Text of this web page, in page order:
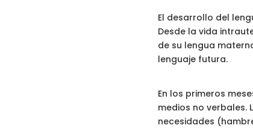
El desarrollo del
Desde la vida
de su lengua
lenguaje futura.
En los primeros
medios no verbales.
necesidades